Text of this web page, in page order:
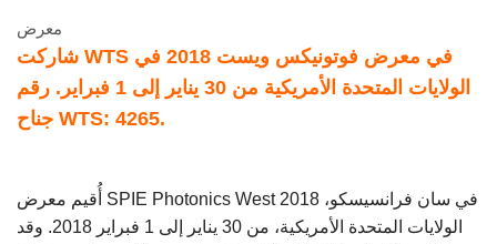
معرض
شاركت WTS في معرض فوتونيكس ويست 2018 في
الولايات المتحدة الأمريكية من 30 يناير إلى 1 فبراير. رقم
جناح WTS: 4265.
أُقيم معرض SPIE Photonics West 2018 في سان فرانسيسكو،
الولايات المتحدة الأمريكية، من 30 يناير إلى 1 فبراير 2018. وقد